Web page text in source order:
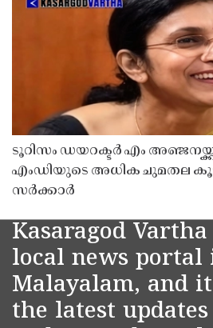
ടൂറിസം ഡയറക്ടർ എം
എംഡിയുടെ അധിക ചുമതല
സർക്കാർ
Kasaragod
local news portal
Malayalam, and
the latest